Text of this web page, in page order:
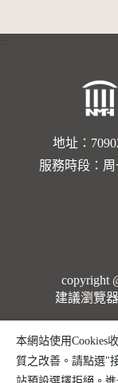
地址：
服務時段：周
copyright
建議瀏覽
本網站使用Cookies
質之改善。請點選"
站預設選擇拒絕。